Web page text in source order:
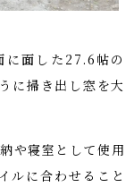
面した27.6帖の
に掃き出し窓を大
や寝室として使用
ルに合わせること